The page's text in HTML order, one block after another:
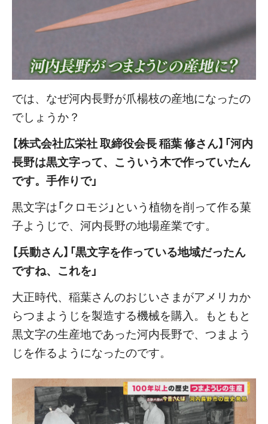
では、なぜ河内長野が爪楊枝の産地になったの
でしょうか？
【株式会社広栄社 取締役会長 稲葉 修さん】「河内
長野は黒文字って、こういう木で作っていたん
です。手作りで」
黒文字は「クロモジ」という植物を削って作る菓
子ようじで、河内長野の地場産業です。
【兵動さん】「黒文字を作っている地域だったん
ですね、これを」
大正時代、稲葉さんのおじいさまがアメリカか
らつまようじを製造する機械を購入。もともと
黒文字の生産地であった河内長野で、つまよう
じを作るようになったのです。